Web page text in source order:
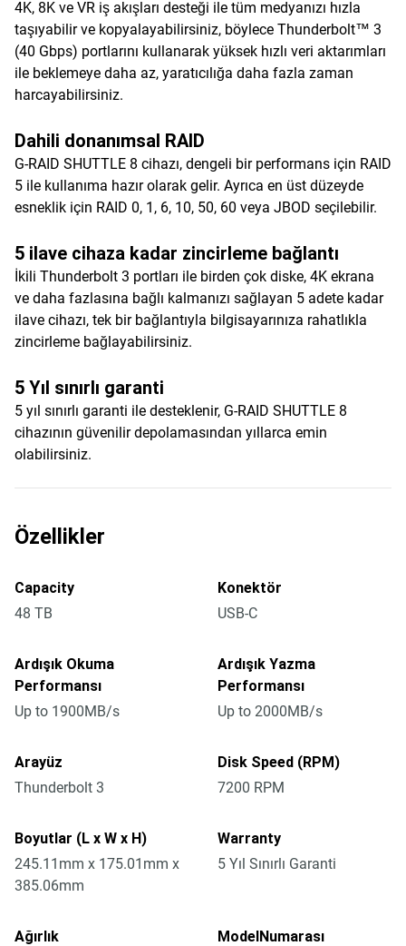
4K, 8K ve VR iş akışları desteği ile tüm medyanızı hızla
taşıyabilir ve kopyalayabilirsiniz, böylece Thunderbolt™ 3
(40 Gbps) portlarını kullanarak yüksek hızlı veri aktarımları
ile beklemeye daha az, yaratıcılığa daha fazla zaman
harcayabilirsiniz.
Dahili donanımsal RAID
G-RAID SHUTTLE 8 cihazı, dengeli bir performans için RAID
5 ile kullanıma hazır olarak gelir. Ayrıca en üst düzeyde
esneklik için RAID 0, 1, 6, 10, 50, 60 veya JBOD seçilebilir.
5 ilave cihaza kadar zincirleme bağlantı
İkili Thunderbolt 3 portları ile birden çok diske, 4K ekrana
ve daha fazlasına bağlı kalmanızı sağlayan 5 adete kadar
ilave cihazı, tek bir bağlantıyla bilgisayarınıza rahatlıkla
zincirleme bağlayabilirsiniz.
5 Yıl sınırlı garanti
5 yıl sınırlı garanti ile desteklenir, G-RAID SHUTTLE 8
cihazının güvenilir depolamasından yıllarca emin
olabilirsiniz.
Özellikler
Capacity
48 TB
Konektör
USB-C
Ardışık Okuma
Performansı
Up to 1900MB/s
Ardışık Yazma
Performansı
Up to 2000MB/s
Arayüz
Thunderbolt 3
Disk Speed (RPM)
7200 RPM
Boyutlar (L x W x H)
245.11mm x 175.01mm x
385.06mm
Warranty
5 Yıl Sınırlı Garanti
Ağırlık
ModelNumarası